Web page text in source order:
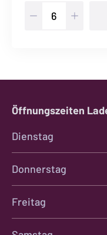
Vermentino
Öffnungszeiten
Dienstag
Donnerstag
Freitag